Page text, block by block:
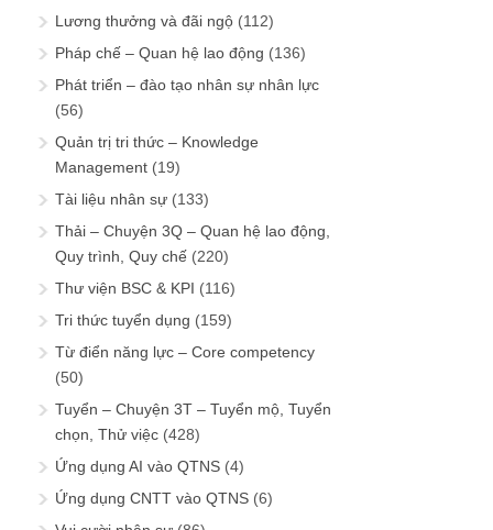
Lương thưởng và đãi ngộ (112)
Pháp chế – Quan hệ lao động (136)
Phát triển – đào tạo nhân sự nhân lực
(56)
Quản trị tri thức – Knowledge
Management (19)
Tài liệu nhân sự (133)
Thải – Chuyện 3Q – Quan hệ lao động,
Quy trình, Quy chế (220)
Thư viện BSC & KPI (116)
Tri thức tuyển dụng (159)
Từ điển năng lực – Core competency
(50)
Tuyển – Chuyện 3T – Tuyển mộ, Tuyển
chọn, Thử việc (428)
Ứng dụng AI vào QTNS (4)
Ứng dụng CNTT vào QTNS (6)